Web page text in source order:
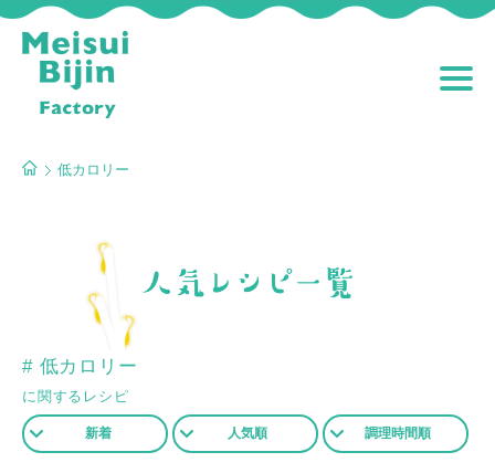
低カロリー
# 低カロリー
に関するレシピ
新着 人気順 調理時間順